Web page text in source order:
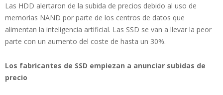
Las HDD alertaron de la subida de precios debido al uso de
memorias NAND por parte de los centros de datos que
alimentan la inteligencia artificial. Las SSD se van a llevar la peor
parte con un aumento del coste de hasta un 30%.
Los fabricantes de SSD empiezan a anunciar subidas de
precio